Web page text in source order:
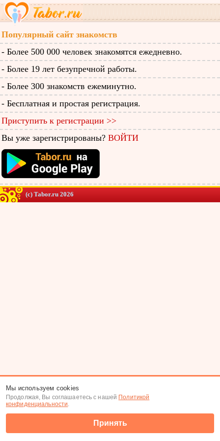
Популярный сайт знакомств
- Более 500 000 человек знакомятся ежедневно.
- Более 19 лет безупречной работы.
- Более 300 знакомств ежеминутно.
- Бесплатная и простая регистрация.
Приступить к регистрации >>
Вы уже зарегистрированы? ВОЙТИ
(c) Tabor.ru 2026
Мы используем cookies
Продолжая, Вы соглашаетесь с нашей Политикой
конфиденциальности.
Принять